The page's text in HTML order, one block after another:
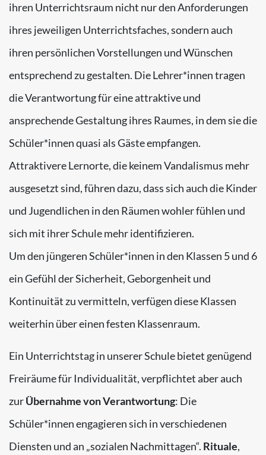
ihren Unterrichtsraum nicht nur den Anforderungen
ihres jeweiligen Unterrichtsfaches, sondern auch
ihren persönlichen Vorstellungen und Wünschen
entsprechend zu gestalten. Die Lehrer*innen tragen
die Verantwortung für eine attraktive und
ansprechende Gestaltung ihres Raumes, in dem sie die
Schüler*innen quasi als Gäste empfangen.
Attraktivere Lernorte, die keinem Vandalismus mehr
ausgesetzt sind, führen dazu, dass sich auch die Kinder
und Jugendlichen in den Räumen wohler fühlen und
sich mit ihrer Schule mehr identifizieren.
Um den jüngeren Schüler*innen in den Klassen 5 und 6
ein Gefühl der Sicherheit, Geborgenheit und
Kontinuität zu vermitteln, verfügen diese Klassen
weiterhin über einen festen Klassenraum.
Ein Unterrichtstag in unserer Schule bietet genügend
Freiräume für Individualität, verpflichtet aber auch
zurÜbernahme von Verantwortung: Die
Schüler*innen engagieren sich in verschiedenen
Diensten und an „sozialen Nachmittagen“. Rituale,